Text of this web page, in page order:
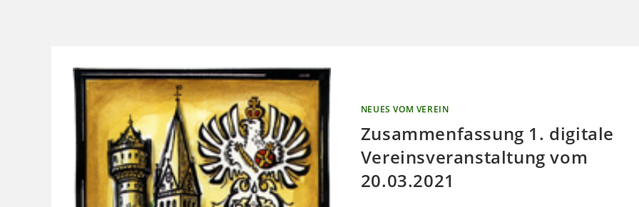
NEUES VOM VEREIN
Zusammenfassung 1. digitale
Vereinsveranstaltung vom
20.03.2021